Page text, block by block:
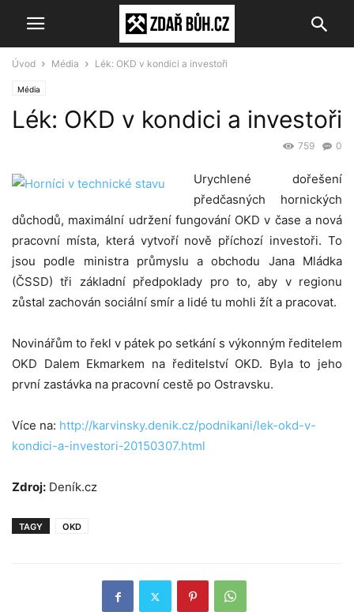
Úvod Média Lék: OKD v kondici a investoři
Média
Lék: OKD v kondici a investoři
0
759
Urychlené dořešení
předčasných hornických
důchodů, maximální udržení fungování OKD v čase a nová
pracovní místa, která vytvoří nově příchozí investoři. To
jsou podle ministra průmyslu a obchodu Jana Mládka
(ČSSD) tři základní předpoklady pro to, aby v regionu
zůstal zachován sociální smír a lidé tu mohli žít a pracovat.
Novinářům to řekl v pátek po setkání s výkonným ředitelem
OKD Dalem Ekmarkem na ředitelství OKD. Byla to jeho
první zastávka na pracovní cestě po Ostravsku.
Více na: http://karvinsky.denik.cz/podnikani/lek-okd-v-
kondici-a-investori-20150307.html
Zdroj: Deník.cz
TAGY OKD